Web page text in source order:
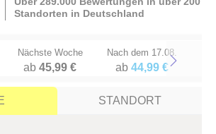
Standorten in Deutschland
Nächste Woche
ab45,99 €
Nach dem 17.08.
ab 44,99 €Next
STANDORT